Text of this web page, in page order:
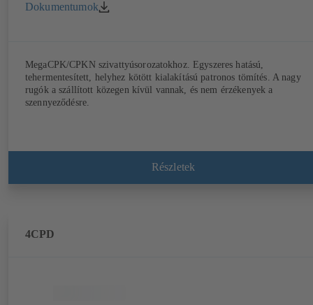
Dokumentumok
MegaCPK/CPKN szivattyúsorozatokhoz. Egyszeres hatású,
tehermentesített, helyhez kötött kialakítású patronos tömítés. A nagy
rugók a szállított közegen kívül vannak, és nem érzékenyek a
szennyeződésre.
Részletek
4CPD